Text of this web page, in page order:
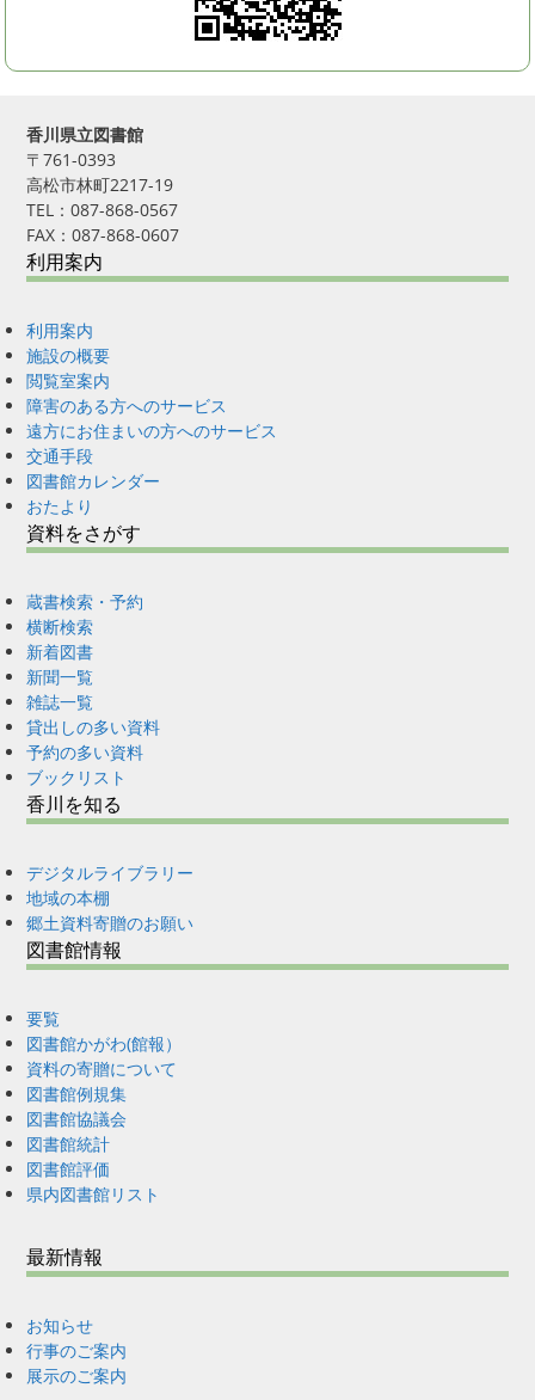
香川県立図書館
〒761-0393
高松市林町2217-19
TEL：087-868-0567
FAX：087-868-0607
利用案内
利用案内
施設の概要
閲覧室案内
障害のある方へのサービス
遠方にお住まいの方へのサービス
交通手段
図書館カレンダー
おたより
資料をさがす
蔵書検索・予約
横断検索
新着図書
新聞一覧
雑誌一覧
貸出しの多い資料
予約の多い資料
ブックリスト
香川を知る
デジタルライブラリー
地域の本棚
郷土資料寄贈のお願い
図書館情報
要覧
図書館かがわ(館報）
資料の寄贈について
図書館例規集
図書館協議会
図書館統計
図書館評価
県内図書館リスト
最新情報
お知らせ
行事のご案内
展示のご案内